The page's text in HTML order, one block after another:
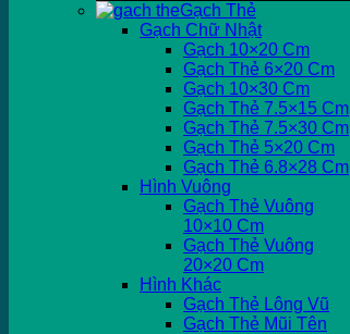
Gạch Thẻ
Gạch Chữ Nhật
Gạch 10×20 Cm
Gạch Thẻ 6×20 Cm
Gạch 10×30 Cm
Gạch Thẻ 7.5×15 Cm
Gạch Thẻ 7.5×30 Cm
Gạch Thẻ 5×20 Cm
Gạch Thẻ 6.8×28 Cm
Hình Vuông
Gạch Thẻ Vuông
10×10 Cm
Gạch Thẻ Vuông
20×20 Cm
Hình Khác
Gạch Thẻ Lông Vũ
Gạch Thẻ Mũi Tên